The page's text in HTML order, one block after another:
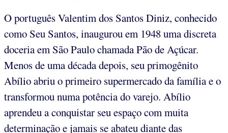
O português Valentim dos Santos Diniz, conhecido
como Seu Santos, inaugurou em 1948 uma discreta
doceria em São Paulo chamada Pão de Açúcar.
Menos de uma década depois, seu primogênito
Abílio abriu o primeiro supermercado da família e o
transformou numa potência do varejo. Abílio
aprendeu a conquistar seu espaço com muita
determinação e jamais se abateu diante das